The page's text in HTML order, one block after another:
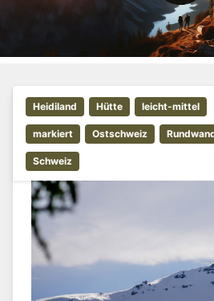
Heidiland Hütte leicht-mittel
markiert Ostschweiz
Schweiz